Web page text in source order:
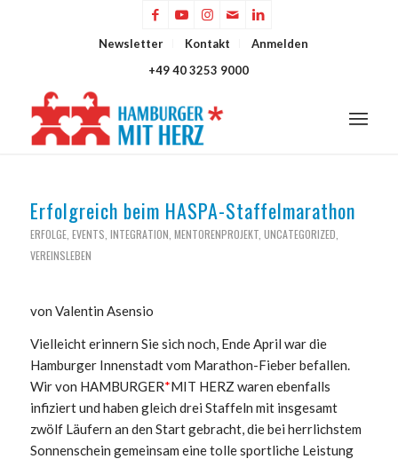
Newsletter Kontakt
Anmelden
+49 40 3253 9000
Erfolgreich beim HASPA-Staffelmarathon
ERFOLGE, EVENTS INTEGRATION MENTORENPROJEKT, UNCATEGORIZED
VEREINSLEBEN
von Valentin Asensio
Vielleicht erinnern Sie sich noch, Ende April war die
Hamburger Innenstadt vom Marathon-Fieber befallen.
Wir von HAMBURGER*MIT HERZ waren ebenfalls
infiziert und haben gleich drei Staffeln mit insgesamt
zwölf Läufern an den Start gebracht, die bei herrlichstem
Sonnenschein gemeinsam eine tolle sportliche Leistung